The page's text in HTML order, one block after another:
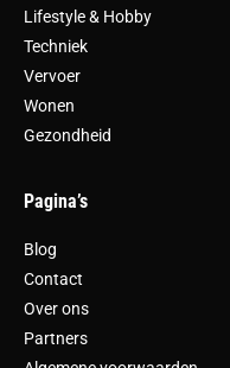
Lifestyle & Hobby
Techniek
Vervoer
Wonen
Gezondheid
Pagina’s
Blog
Contact
Over ons
Partners